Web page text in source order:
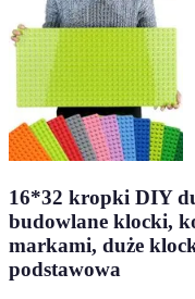
16*32 kropki DIY
budowlane klocki,
markami, duże
podstawowa